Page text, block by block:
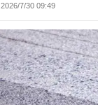
2026/7/30 09:49